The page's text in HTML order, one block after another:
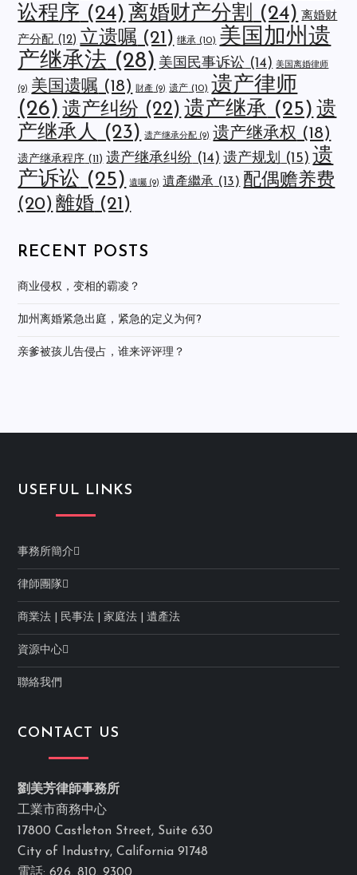
讼程序 (24) 离婚财产分割 (24) 离婚财
产分配 (12) 立遗嘱 (21) 继承 (10) 美国加州遗
产继承法 (28) 美国民事诉讼 (14) 美国离婚律师
(9) 美国遗嘱 (18) 財產 (9) 遗产 (10) 遗产律师
(26) 遗产纠纷 (22) 遗产继承 (25) 遗
产继承人 (23) 遗产继承分配 (9) 遗产继承权 (18)
遗产继承程序 (11) 遗产继承纠纷 (14) 遗产规划 (15) 遗
产诉讼 (25) 遺囑 (9) 遺產繼承 (13) 配偶赡养费
(20) 離婚 (21)
RECENT POSTS
商业侵权，变相的霸凌？
加州离婚紧急出庭，紧急的定义为何?
亲爹被孩儿告侵占，谁来评评理？
USEFUL LINKS
事務所簡介
律師團隊
商業法 民事法 |家庭法 |遺產法
資源中心
聯絡我們
CONTACT US
劉美芳律師事務所
工業市商務中心
17800 Castleton Street, Suite 630
City of Industry, California 91748